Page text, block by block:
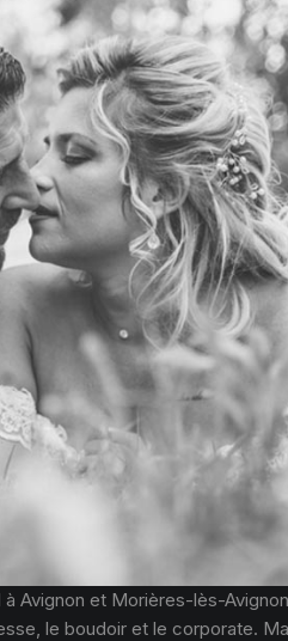
Avignon et Morières-lès-Avignon,
le boudoir et le corporate.